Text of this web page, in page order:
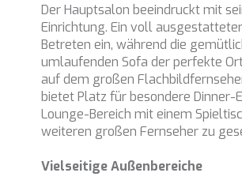
Der Hauptsalon beeindruckt mit
Einrichtung. Ein voll
Betreten ein, während die
umlaufenden Sofa der perfekte
auf dem großen
bietet Platz für besondere Dinner-
Lounge-Bereich mit einem
weiteren großen Fernseher zu
Vielseitige Außenbereiche